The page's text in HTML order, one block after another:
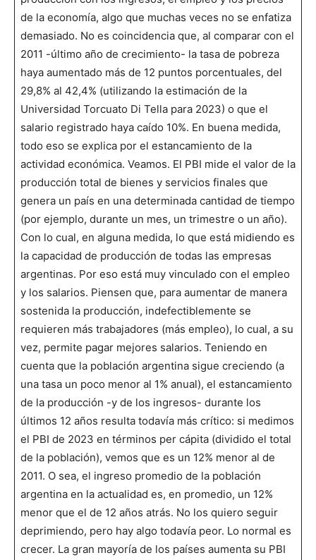
de la economía, algo que muchas veces no se enfatiza
demasiado. No es coincidencia que, al comparar con el
2011 -último año de crecimiento- la tasa de pobreza
haya aumentado más de 12 puntos porcentuales, del
29,8% al 42,4% (utilizando la estimación de la
Universidad Torcuato Di Tella para 2023) o que el
salario registrado haya caído 10%. En buena medida,
todo eso se explica por el estancamiento de la
actividad económica. Veamos. El PBI mide el valor de la
producción total de bienes y servicios finales que
genera un país en una determinada cantidad de tiempo
(por ejemplo, durante un mes, un trimestre o un año).
Con lo cual, en alguna medida, lo que está midiendo es
la capacidad de producción de todas las empresas
argentinas. Por eso está muy vinculado con el empleo
y los salarios. Piensen que, para aumentar de manera
sostenida la producción, indefectiblemente se
requieren más trabajadores (más empleo), lo cual, a su
vez, permite pagar mejores salarios. Teniendo en
cuenta que la población argentina sigue creciendo (a
una tasa un poco menor al 1% anual), el estancamiento
de la producción -y de los ingresos- durante los
últimos 12 años resulta todavía más crítico: si medimos
el PBI de 2023 en términos per cápita (dividido el total
de la población), vemos que es un 12% menor al de
2011. O sea, el ingreso promedio de la población
argentina en la actualidad es, en promedio, un 12%
menor que el de 12 años atrás. No los quiero seguir
deprimiendo, pero hay algo todavía peor. Lo normal es
crecer. La gran mayoría de los países aumenta su PBI